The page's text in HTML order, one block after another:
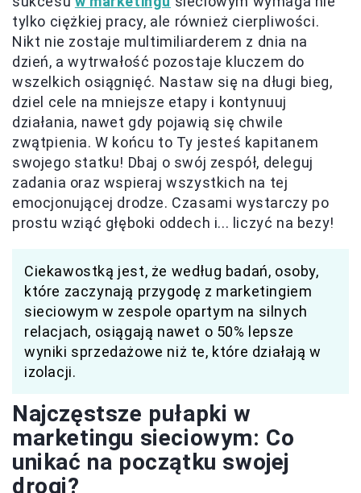
tylko ciężkiej pracy, ale również cierpliwości.
Nikt nie zostaje multimiliarderem z dnia na
dzień, a wytrwałość pozostaje kluczem do
wszelkich osiągnięć. Nastaw się na długi bieg,
dziel cele na mniejsze etapy i kontynuuj
działania, nawet gdy pojawią się chwile
zwątpienia. W końcu to Ty jesteś kapitanem
swojego statku! Dbaj o swój zespół, deleguj
zadania oraz wspieraj wszystkich na tej
emocjonującej drodze. Czasami wystarczy po
prostu wziąć głęboki oddech i... liczyć na bezy!
Ciekawostką jest, że według badań, osoby,
które zaczynają przygodę z marketingiem
sieciowym w zespole opartym na silnych
relacjach, osiągają nawet o 50% lepsze
wyniki sprzedażowe niż te, które działają w
izolacji.
Najczęstsze pułapki w
marketingu sieciowym: Co
unikać na początku swojej
drogi?